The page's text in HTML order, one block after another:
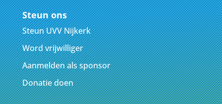
Steun ons
Steun UVV Nijkerk
Word vrijwilliger
Aanmelden als sponsor
Donatie doen